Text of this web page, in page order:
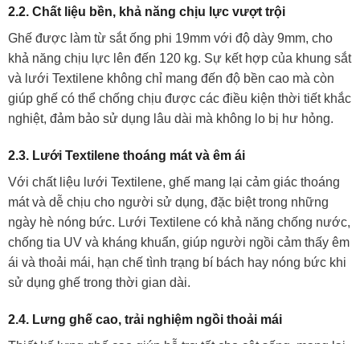
2.2. Chất liệu bền, khả năng chịu lực vượt trội
Ghế được làm từ sắt ống phi 19mm với độ dày 9mm, cho
khả năng chịu lực lên đến 120 kg. Sự kết hợp của khung sắt
và lưới Textilene không chỉ mang đến độ bền cao mà còn
giúp ghế có thể chống chịu được các điều kiện thời tiết khắc
nghiệt, đảm bảo sử dụng lâu dài mà không lo bị hư hỏng.
2.3. Lưới Textilene thoáng mát và êm ái
Với chất liệu lưới Textilene, ghế mang lại cảm giác thoáng
mát và dễ chịu cho người sử dụng, đặc biệt trong những
ngày hè nóng bức. Lưới Textilene có khả năng chống nước,
chống tia UV và kháng khuẩn, giúp người ngồi cảm thấy êm
ái và thoải mái, hạn chế tình trạng bí bách hay nóng bức khi
sử dụng ghế trong thời gian dài.
2.4. Lưng ghế cao, trải nghiệm ngồi thoải mái